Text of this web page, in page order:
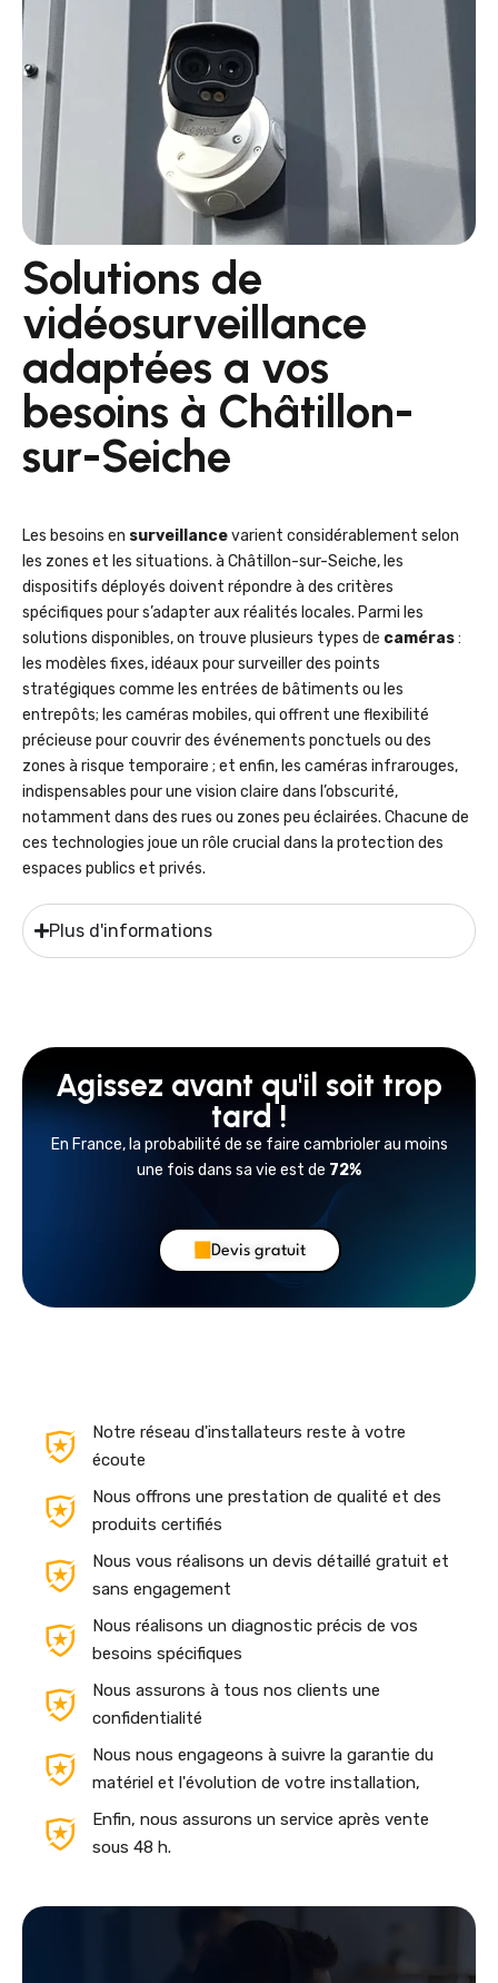
Solutions de
vidéosurveillance
adaptées a vos
besoins à Châtillon-
sur-Seiche
Les besoins en surveillancevarient considérablement selon
les zones et les situations. à Châtillon-sur-Seiche, les
dispositifs déployés doivent répondre à des critères
spécifiques pour s’adapter aux réalités locales. Parmi les
solutions disponibles, on trouve plusieurs types de caméras:
les modèles fixes, idéaux pour surveiller des points
stratégiques comme les entrées de bâtiments ou les
entrepôts; les caméras mobiles, qui offrent une flexibilité
précieuse pour couvrir des événements ponctuels ou des
zones à risque temporaire ; et enfin, les caméras infrarouges,
indispensables pour une vision claire dans l’obscurité,
notamment dans des rues ou zones peu éclairées. Chacune de
ces technologies joue un rôle crucial dans la protection des
espaces publics et privés.
Plus d'informations
Agissez avant qu'il soit trop
tard !
En France, la probabilité de se faire cambrioler au moins
une fois dans sa vie est de 72%
Devis gratuit
Notre réseau d'installateurs reste à votre
écoute
Nous offrons une prestation de qualité et des
produits certifiés
Nous vous réalisons un devis détaillé gratuit et
sans engagement
Nous réalisons un diagnostic précis de vos
besoins spécifiques
Nous assurons à tous nos clients une
confidentialité
Nous nous engageons à suivre la garantie du
matériel et l'évolution de votre installation,
Enfin, nous assurons un service après vente
sous 48 h.